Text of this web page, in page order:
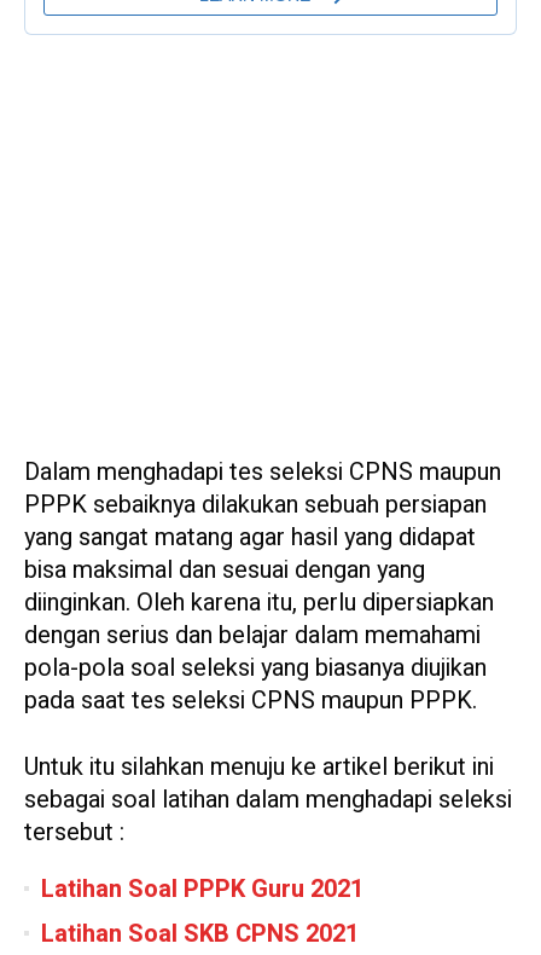
Dalam menghadapi tes seleksi CPNS maupun
PPPK sebaiknya dilakukan sebuah persiapan
yang sangat matang agar hasil yang didapat
bisa maksimal dan sesuai dengan yang
diinginkan. Oleh karena itu, perlu dipersiapkan
dengan serius dan belajar dalam memahami
pola-pola soal seleksi yang biasanya diujikan
pada saat tes seleksi CPNS maupun PPPK.
Untuk itu silahkan menuju ke artikel berikut ini
sebagai soal latihan dalam menghadapi seleksi
tersebut :
Latihan Soal PPPK Guru 2021
Latihan Soal SKB CPNS 2021